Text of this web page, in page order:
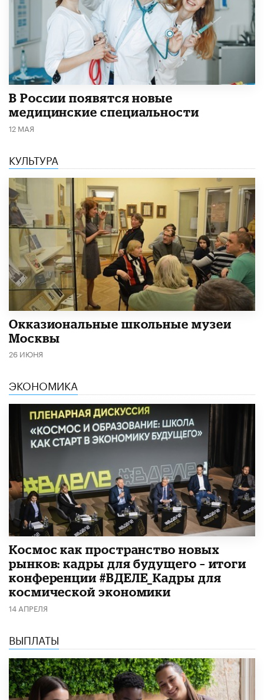
В России появятся новые
медицинские специальности
12 МАЯ
КУЛЬТУРА
​Окказиональные школьные музеи
Москвы
26 ИЮНЯ
ЭКОНОМИКА
Космос как пространство новых
рынков: кадры для будущего – итоги
конференции #ВДЕЛЕ_Кадры для
космической экономики
14 АПРЕЛЯ
ВЫПЛАТЫ